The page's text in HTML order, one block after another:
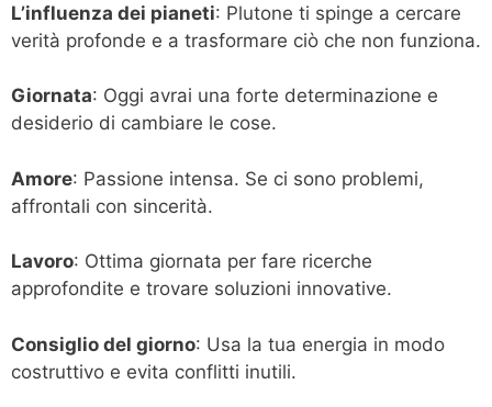
L’influenza dei pianeti: Plutone ti spinge a cercare
verità profonde e a trasformare ciò che non funziona.
Giornata: Oggi avrai una forte determinazione e
desiderio di cambiare le cose.
Amore: Passione intensa. Se ci sono problemi,
affrontali con sincerità.
Lavoro: Ottima giornata per fare ricerche
approfondite e trovare soluzioni innovative.
Consiglio del giorno: Usa la tua energia in modo
costruttivo e evita conflitti inutili.